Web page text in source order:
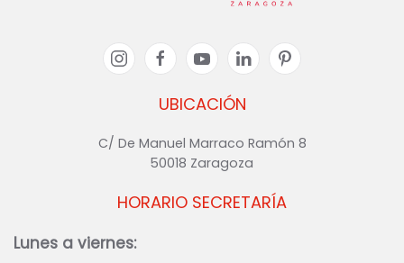
UBICACIÓN
C/ De Manuel Marraco Ramón 8
50018 Zaragoza
HORARIO SECRETARÍA
Lunes a viernes: